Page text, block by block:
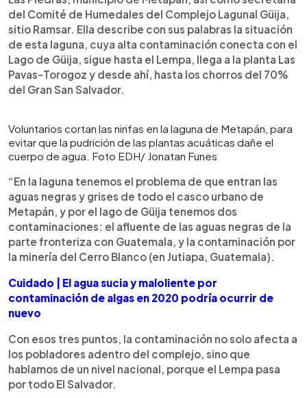
del Comité de Humedales del Complejo Lagunal Güija,
sitio Ramsar. Ella describe con sus palabras la situación
de esta laguna, cuya alta contaminación conecta con el
Lago de Güija, sigue hasta el Lempa, llega a la planta Las
Pavas-Torogoz y desde ahí, hasta los chorros del 70%
del Gran San Salvador.
Voluntarios cortan las ninfas en la laguna de Metapán, para
evitar que la pudrición de las plantas acuáticas dañe el
cuerpo de agua. Foto EDH/ Jonatan Funes
“En la laguna tenemos el problema de que entran las
aguas negras y grises de todo el casco urbano de
Metapán, y por el lago de Güija tenemos dos
contaminaciones: el afluente de las aguas negras de la
parte fronteriza con Guatemala, y la contaminación por
la minería del Cerro Blanco (en Jutiapa, Guatemala).
Cuidado | El agua sucia y maloliente por
contaminación de algas en 2020 podría ocurrir de
nuevo
Con esos tres puntos, la contaminación no solo afecta a
los pobladores adentro del complejo, sino que
hablamos de un nivel nacional, porque el Lempa pasa
por todo El Salvador.